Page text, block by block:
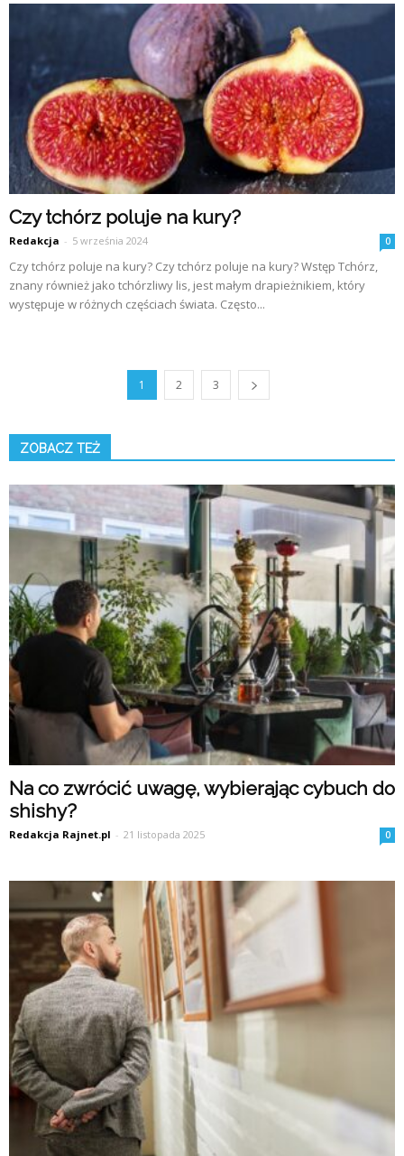
Czy tchórz poluje na kury?
Redakcja - 5 września 2024 0
Czy tchórz poluje na kury? Czy tchórz poluje na kury? Wstęp Tchórz,
znany również jako tchórzliwy lis, jest małym drapieżnikiem, który
występuje w różnych częściach świata. Często...
1 2 3
ZOBACZ TEŻ
Na co zwrócić uwagę, wybierając cybuch do
shishy?
Redakcja Rajnet.pl - 21 listopada 2025 0